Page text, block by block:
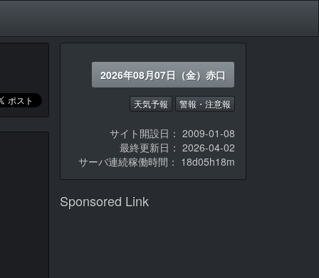
2026年08月07日（金）赤口
天気予報 警報・注意報
サイト開設日： 2009-01-08
最終更新日： 2026-04-02
サーバ連続稼働時間： 18d05h18m
Sponsored Link